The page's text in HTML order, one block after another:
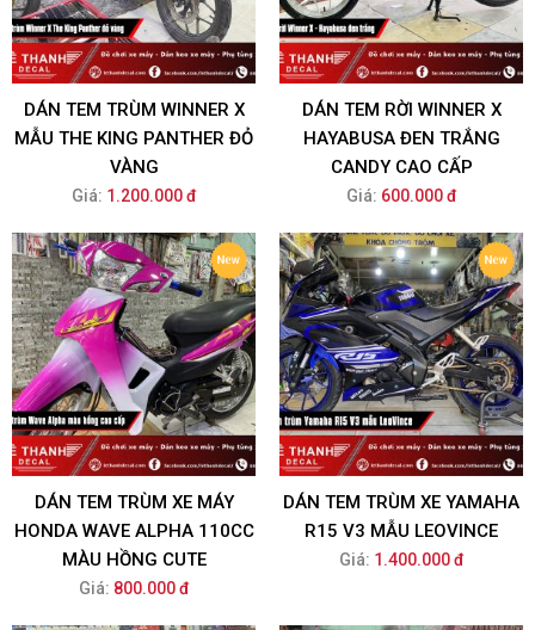
DÁN TEM TRÙM WINNER X
MẪU THE KING PANTHER ĐỎ
VÀNG
Giá: 1.200.000 đ
DÁN TEM RỜI WINNER X
HAYABUSA ĐEN TRẮNG
CANDY CAO CẤP
Giá: 600.000 đ
DÁN TEM TRÙM XE MÁY
HONDA WAVE ALPHA 110CC
MÀU HỒNG CUTE
Giá: 800.000 đ
DÁN TEM TRÙM XE YAMAHA
R15 V3 MẪU LEOVINCE
Giá: 1.400.000 đ